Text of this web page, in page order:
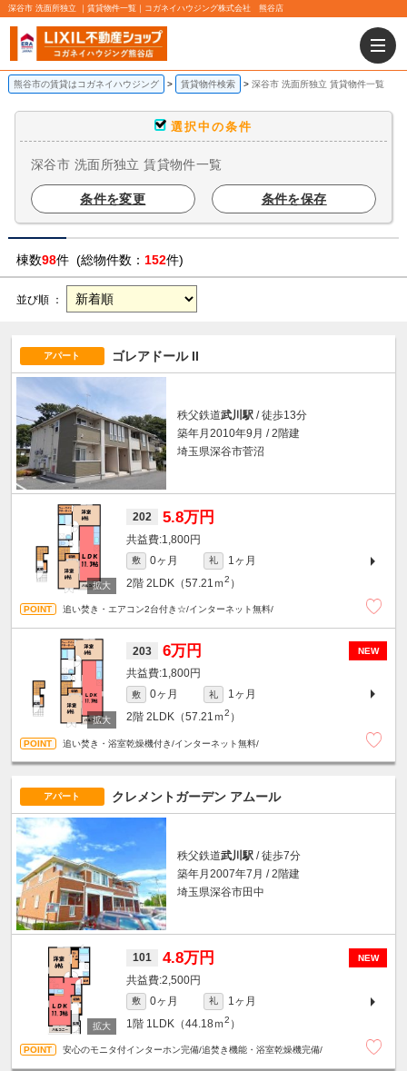
深谷市 洗面所独立 ｜賃貸物件一覧｜コガネイハウジング株式会社 熊谷店
熊谷市の賃貸はコガネイハウジング 賃貸物件検索 深谷市 洗面所独立 賃貸物件一覧
選択中の条件
深谷市 洗面所独立 賃貸物件一覧
条件を変更 条件を保存
棟数98件 (総物件数： 152件)
並び順 ：
アパート ゴレアドール II
秩父鉄道武川駅 / 徒歩13分
築年月2010年9月 / 2階建
埼玉県深谷市菅沼
202 5.8万円
1,800円
敷 0ヶ月 礼
1ヶ月
2階 2LDK（57.21ｍ2 ）
追い焚き・エアコン2台付き☆/インターネット無料/
NEW
203 6万円
1,800円
敷 0ヶ月 礼
1ヶ月
2階 2LDK（57.21ｍ2 ）
追い焚き・浴室乾燥機付き/インターネット無料/
アパート クレメントガーデン アムール
秩父鉄道武川駅 / 徒歩7分
築年月2007年7月 / 2階建
埼玉県深谷市田中
NEW
101 4.8万円
2,500円
敷 0ヶ月 礼
1ヶ月
1階 1LDK（44.18ｍ2 ）
安心のモニタ付インターホン完備/追焚き機能・浴室乾燥機完備/